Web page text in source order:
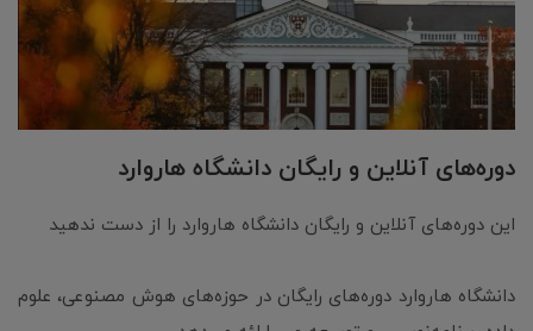
دوره‌های آنلاین و رایگان دانشگاه هاروارد
این دوره‌های آنلاین و رایگان دانشگاه هاروارد را از دست ندهید
دانشگاه هاروارد دوره‌های رایگان در حوزه‌های هوش مصنوعی، علوم